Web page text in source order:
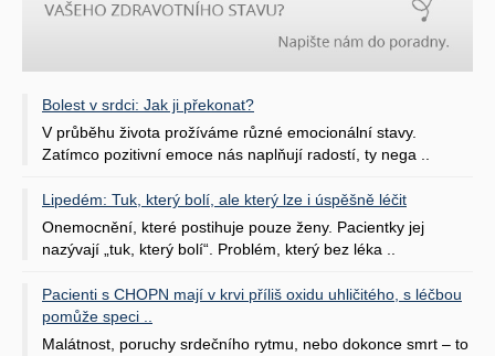
Bolest v srdci: Jak ji překonat?
V průběhu života prožíváme různé emocionální stavy.
Zatímco pozitivní emoce nás naplňují radostí, ty nega ..
Lipedém: Tuk, který bolí, ale který lze i úspěšně léčit
Onemocnění, které postihuje pouze ženy. Pacientky jej
nazývají „tuk, který bolí“. Problém, který bez léka ..
Pacienti s CHOPN mají v krvi příliš oxidu uhličitého, s léčbou
pomůže speci ..
Malátnost, poruchy srdečního rytmu, nebo dokonce smrt – to